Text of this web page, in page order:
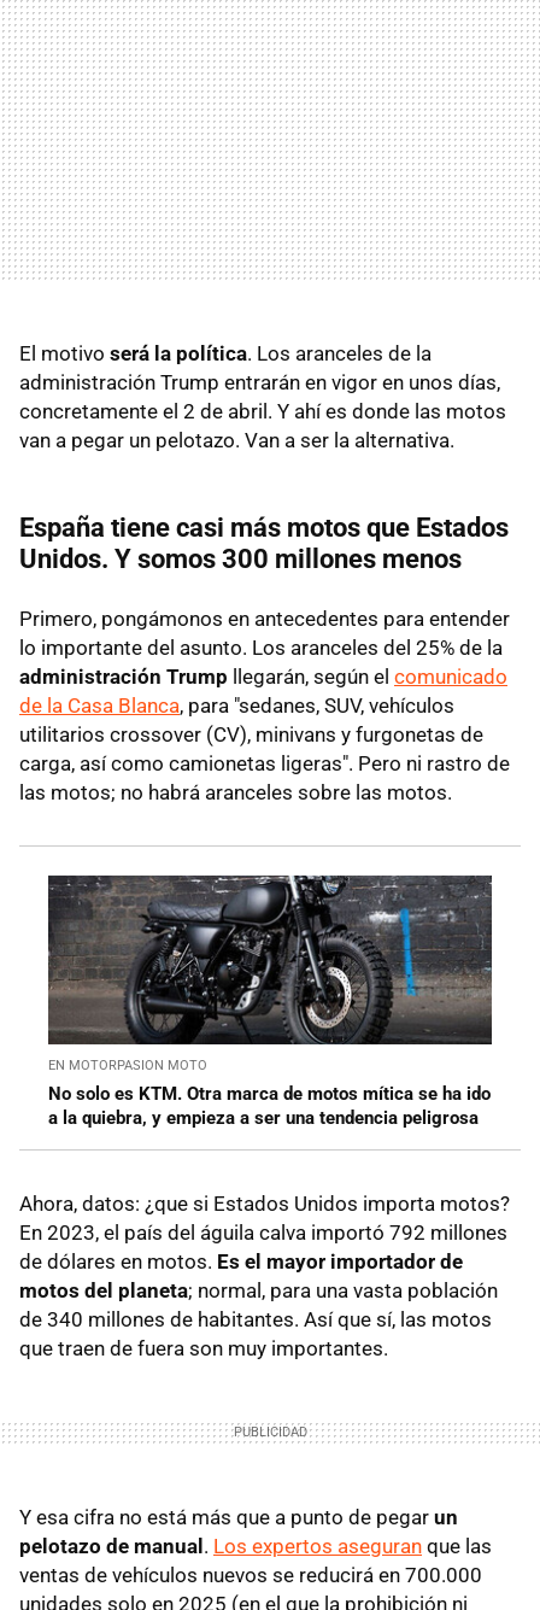
El motivo será la política. Los aranceles de la
administración Trump entrarán en vigor en unos días,
concretamente el 2 de abril. Y ahí es donde las motos
van a pegar un pelotazo. Van a ser la alternativa.
España tiene casi más motos que Estados
Unidos. Y somos 300 millones menos
Primero, pongámonos en antecedentes para entender
lo importante del asunto. Los aranceles del 25% de la
administración Trump llegarán, según el comunicado
de la Casa Blanca, para "sedanes, SUV, vehículos
utilitarios crossover (CV), minivans y furgonetas de
carga, así como camionetas ligeras". Pero ni rastro de
las motos; no habrá aranceles sobre las motos.
EN MOTORPASION MOTO
No solo es KTM. Otra marca de motos mítica se ha ido
a la quiebra, y empieza a ser una tendencia peligrosa
Ahora, datos: ¿que si Estados Unidos importa motos?
En 2023, el país del águila calva importó 792 millones
de dólares en motos. Es el mayor importador de
motos del planeta; normal, para una vasta población
de 340 millones de habitantes. Así que sí, las motos
que traen de fuera son muy importantes.
Y esa cifra no está más que a punto de pegar un
pelotazo de manual. Los expertos aseguran que las
ventas de vehículos nuevos se reducirá en 700.000
unidades solo en 2025 (en el que la prohibición ni